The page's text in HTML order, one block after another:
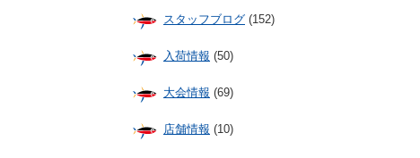
スタッフブログ (152)
入荷情報 (50)
大会情報 (69)
店舗情報 (10)